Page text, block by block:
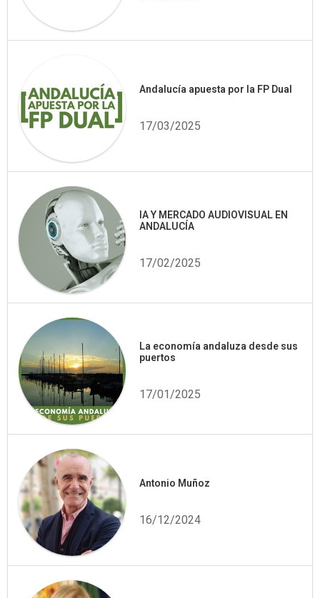
Andalucía apuesta por la FP Dual
17/03/2025
IA Y MERCADO AUDIOVISUAL EN
ANDALUCÍA
17/02/2025
La economía andaluza desde sus
puertos
17/01/2025
Antonio Muñoz
16/12/2024